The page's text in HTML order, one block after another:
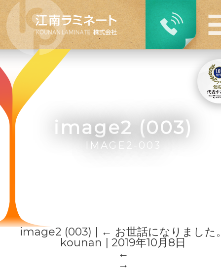
image2 (003)
image2 (003) ← お世話になりました
kounan
|2019年10月8日
←
→